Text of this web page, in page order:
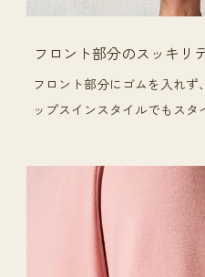
フロント部分のスッキリ
フロント部分にゴムを入れ
ップスインスタイルでもスタ